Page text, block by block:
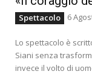
Spettacolo 6
Lo spettacolo è
Siani senza
invece il volto di